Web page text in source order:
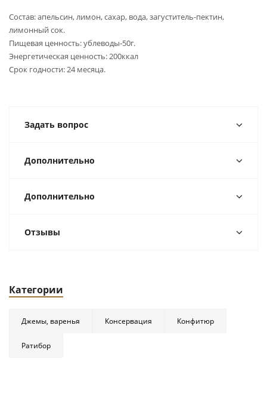
Состав: апельсин, лимон, сахар, вода, загуститель-пектин,
лимонный сок.
Пищевая ценность: ублеводы-50г.
Энергетическая ценность: 200ккал
Срок годности: 24 месяца.
Задать вопрос
Дополнительно
Дополнительно
Отзывы
Категории
Джемы, варенья Консервация Конфитюр
Ратибор